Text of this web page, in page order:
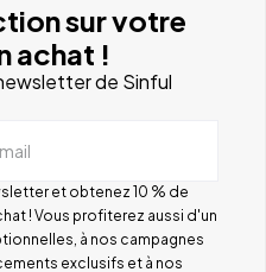
sur votre
achat !
de Sinful
et obtenez 10 % de
! Vous profiterez aussi d'un
à nos campagnes
exclusifs et à nos